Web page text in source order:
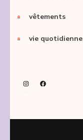
vêtements
vie quotidienne
InstagramFacebook